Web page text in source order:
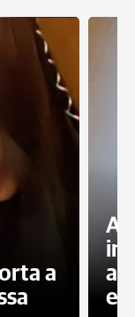
a